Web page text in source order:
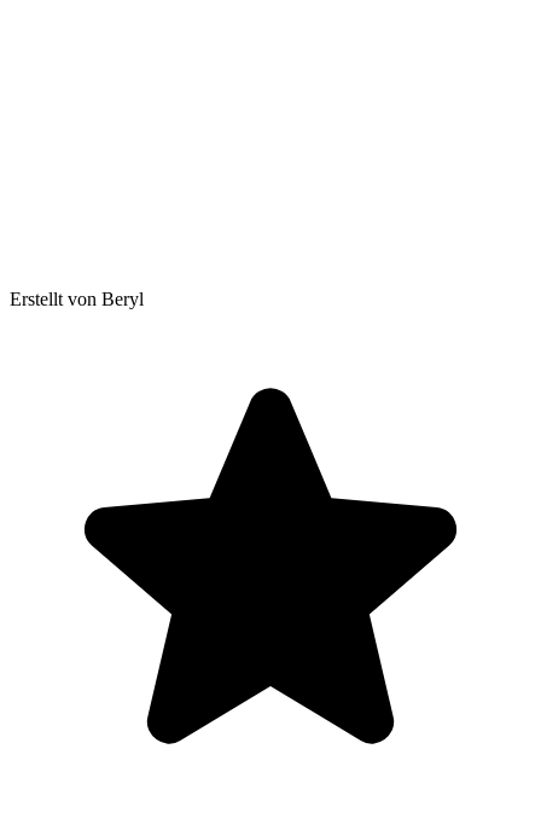
Erstellt von Beryl